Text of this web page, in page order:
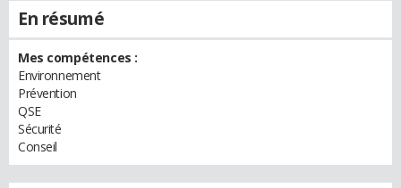
En résumé
Mes compétences :
Environnement
Prévention
QSE
Sécurité
Conseil